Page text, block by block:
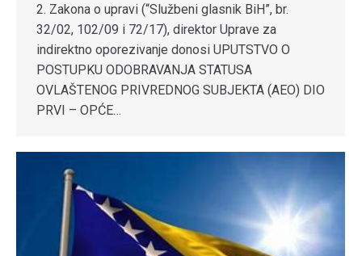
2. Zakona o upravi (“Službeni glasnik BiH”, br.
32/02, 102/09 i 72/17), direktor Uprave za
indirektno oporezivanje donosi UPUTSTVO O
POSTUPKU ODOBRAVANJA STATUSA
OVLAŠTENOG PRIVREDNOG SUBJEKTA (AEO) DIO
PRVI – OPĆE…